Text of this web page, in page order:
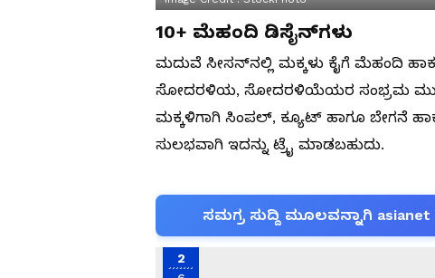
10+ ಮೆಹಂದಿ ಡಿಸೈನ್‌ಗಳು
ಮದುವೆ ಸೀಸನ್‌ನಲ್ಲಿ ಮಕ್ಕಳು ಕೈಗೆ ಮೆಹಂದಿ
ಸೋದರಳಿಯ, ಸೋದರಳಿಯೆಯರ ಸಂಭ್ರಮ
ಮಕ್ಕಳಿಗಾಗಿ ಸಿಂಪಲ್, ಕ್ಯೂಟ್ ಹಾಗೂ ಬೇಗನೆ
ಸುಲಭವಾಗಿ ಇದನ್ನು ಟ್ರೈ ಮಾಡಬಹುದು.
ಸಮಗ್ರ ಸುದ್ದಿ ಮೂಲವನ್ನಾಗಿ
2